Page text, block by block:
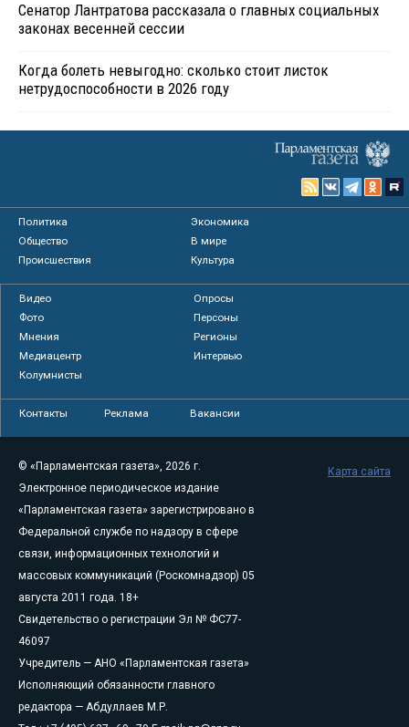
Сенатор Лантратова рассказала о главных социальных
законах весенней сессии
Когда болеть невыгодно: сколько стоит листок
нетрудоспособности в 2026 году
Политика
Экономика
Общество
В мире
Происшествия
Культура
Видео
Опросы
Фото
Персоны
Мнения
Регионы
Медиацентр
Интервью
Колумнисты
Контакты Реклама Вакансии
© «Парламентская газета», 2026 г.
Электронное периодическое издание
«Парламентская газета» зарегистрировано в
Федеральной службе по надзору в сфере
связи, информационных технологий и
массовых коммуникаций (Роскомнадзор) 05
августа 2011 года. 18+
Свидетельство о регистрации Эл № ФС77-
46097
Учредитель — АНО «Парламентская газета»
Исполняющий обязанности главного
редактора — Абдуллаев М.Р.
Карта сайта